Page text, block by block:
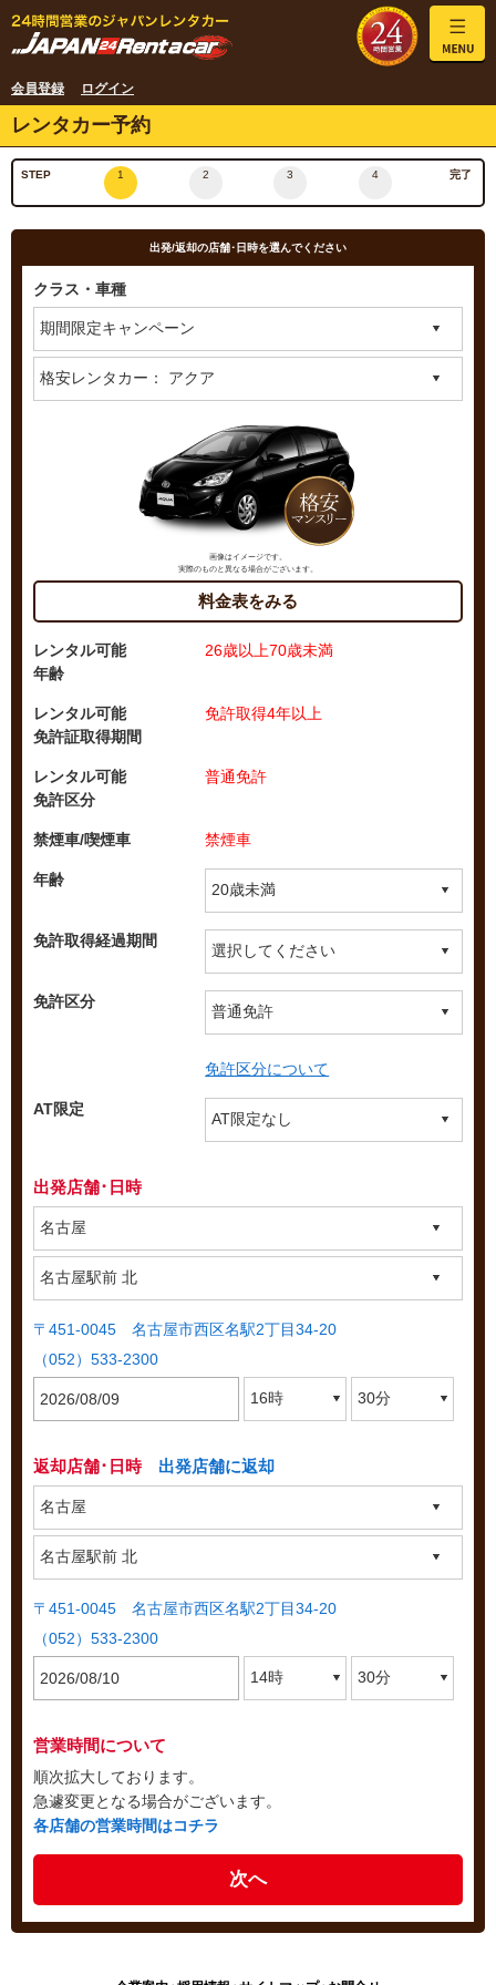
会員登録 ログイン
レンタカー予約
STEP 1 2 3 4 完了
出発/返却の店舗･日時を選んでください
クラス・車種
画像はイメージです。
実際のものと異なる場合がございます。
料金表をみる
レンタル可能
年齢
26歳以上70歳未満
レンタル可能
免許証取得期間
免許取得4年以上
レンタル可能
免許区分
普通免許
禁煙車/喫煙車 禁煙車
年齢
免許取得経過期間
免許区分
免許区分について
AT限定
出発店舗･日時
〒451-0045 名古屋市西区名駅2丁目34-20
（052）533-2300
返却店舗･日時 出発店舗に返却
〒451-0045 名古屋市西区名駅2丁目34-20
（052）533-2300
営業時間について
順次拡大しております。
急遽変更となる場合がございます。
各店舗の営業時間はコチラ
次へ